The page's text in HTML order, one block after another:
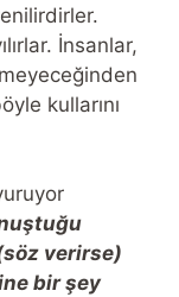
İnsanlar,
kullarını
verirse)
bir şey